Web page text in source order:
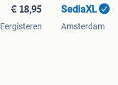
€ 18,95
Eergisteren
SediaXL
Amsterdam